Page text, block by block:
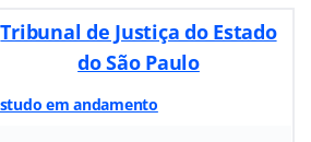
Tribunal de Justiça do Estado
do São Paulo
em andamento